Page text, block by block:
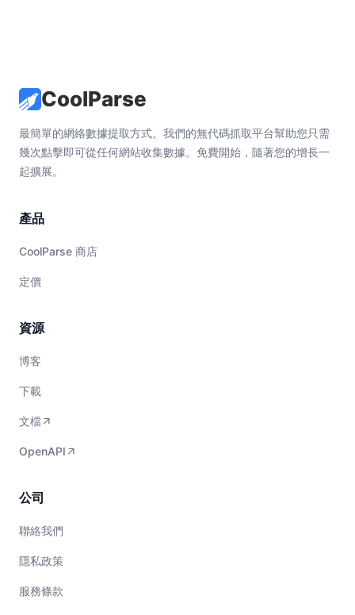
CoolParse
最簡單的網絡數據提取方式。我們的無代碼抓取平台幫助您只需
幾次點擊即可從任何網站收集數據。免費開始，隨著您的增長一
起擴展。
產品
CoolParse 商店
定價
資源
博客
下載
文檔
OpenAPI
公司
聯絡我們
隱私政策
服務條款